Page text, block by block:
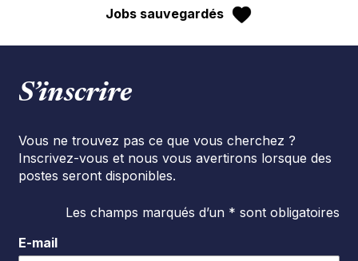
Jobs sauvegardés
S’inscrire
Vous ne trouvez pas ce que vous cherchez ?
Inscrivez-vous et nous vous avertirons lorsque des
postes seront disponibles.
Les champs marqués d’un * sont obligatoires
E-mail